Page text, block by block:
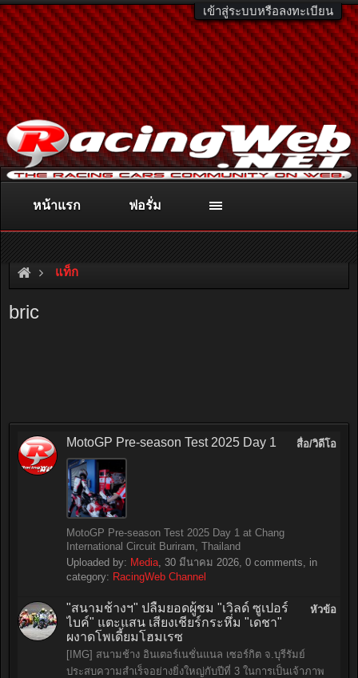
เข้าสู่ระบบหรือลงทะเบียน
ติดต่อลงโฆษณา racingweb@gmail.comหรือโทร. 081-811-1138
หรืออ่านรายละเอียดเพิ่มเติม คลิกที่นี่
แท็ก
bric
สื่อ/วิดีโอ
MotoGP Pre-season Test 2025 Day 1
MotoGP Pre-season Test 2025 Day 1 at Chang
International Circuit Buriram, Thailand
Uploaded by: Media, 30 มีนาคม 2026, 0 comments, in
category: RacingWeb Channel
หัวข้อ
"สนามช้างฯ" ปลื้มยอดผู้ชม "เวิลด์ ซูเปอร์
ไบค์" แตะแสน เสียงเชียร์กระหึ่ม "เดชา"
ผงาดโพเดี้ยมโฮมเรซ
[IMG] สนามช้าง อินเตอร์เนชั่นแนล เซอร์กิต จ.บุรีรัมย์
ประสบความสำเร็จอย่างยิ่งใหญ่กับปีที่ 3 ในการเป็นเจ้าภาพ
หน้าแรก ฟอรั่ม